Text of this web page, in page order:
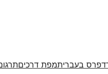
בעבריתמפת דרכים